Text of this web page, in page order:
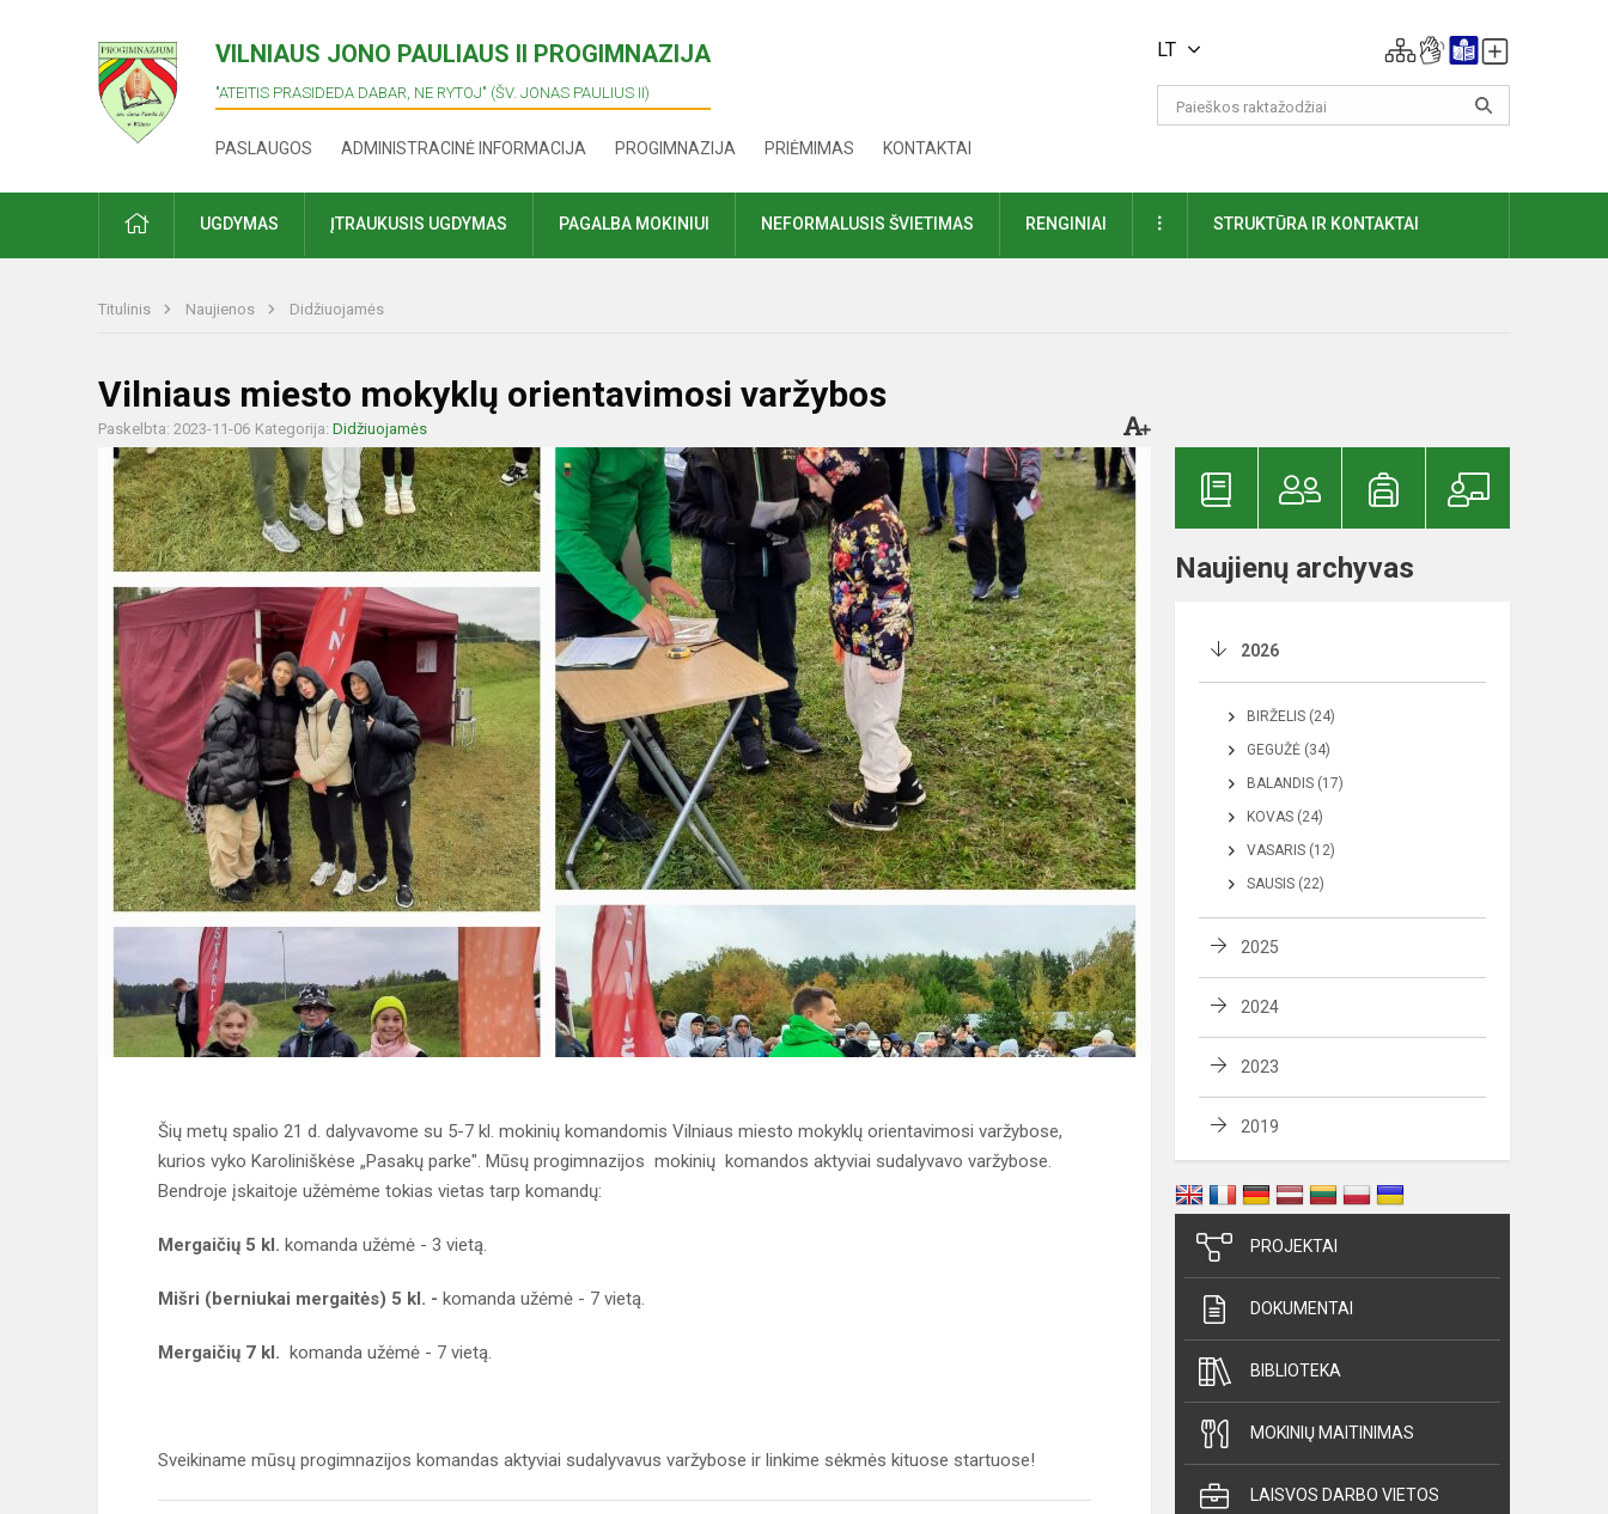
VILNIAUS JONO PAULIAUS II PROGIMNAZIJA
"ATEITIS PRASIDEDA DABAR, NE RYTOJ" (ŠV. JONAS PAULIUS II)
PASLAUGOS ADMINISTRACINĖ INFORMACIJA PROGIMNAZIJA PRIĖMIMAS KONTAKTAI
LT
PRADŽIAUGDYMAS ĮTRAUKUSIS UGDYMAS PAGALBA MOKINIUI NEFORMALUSIS ŠVIETIMAS RENGINIAI DAUGIAUSTRUKTŪRA IR KONTAKTAI
Titulinis Naujienos Didžiuojamės
Vilniaus miesto mokyklų orientavimosi varžybos
Paskelbta: 2023-11-06 Kategorija: Didžiuojamės
Šių metų spalio 21 d. dalyvavome su 5-7 kl. mokinių komandomis Vilniaus miesto mokyklų orientavimosi varžybose,
kurios vyko Karoliniškėse „Pasakų parke". Mūsų progimnazijos mokinių komandos aktyviai sudalyvavo varžybose.
Bendroje įskaitoje užėmėme tokias vietas tarp komandų:
Mergaičių 5 kl. komanda užėmė - 3 vietą.
Mišri (berniukai mergaitės) 5 kl. - komanda užėmė - 7 vietą.
Mergaičių 7 kl. komanda užėmė - 7 vietą.
Sveikiname mūsų progimnazijos komandas aktyviai sudalyvavus varžybose ir linkime sėkmės kituose startuose!
Naujienų archyvas
2026
BIRŽELIS (24)
GEGUŽĖ (34)
BALANDIS (17)
KOVAS (24)
VASARIS (12)
SAUSIS (22)
2025
2024
2023
2019
PROJEKTAI
DOKUMENTAI
BIBLIOTEKA
MOKINIŲ MAITINIMAS
LAISVOS DARBO VIETOS